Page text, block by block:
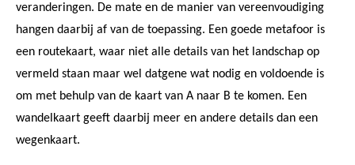
veranderingen. De mate en de manier van vereenvoudiging
hangen daarbij af van de toepassing. Een goede metafoor is
een routekaart, waar niet alle details van het landschap op
vermeld staan maar wel datgene wat nodig en voldoende is
om met behulp van de kaart van A naar B te komen. Een
wandelkaart geeft daarbij meer en andere details dan een
wegenkaart.